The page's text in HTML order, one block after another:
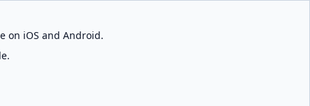
on iOS and Android.